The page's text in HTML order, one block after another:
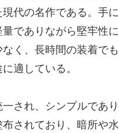
代の名作である。手に
でありながら堅牢性に
く、長時間の装着でも
適している。
され、シンプルであり
されており、暗所や水